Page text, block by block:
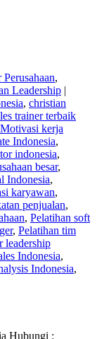
,
Leadership |
, christian
trainer terbaik
Motivasi kerja
Indonesia,
indonesia,
besar,
Indonesia,
karyawan,
penjualan,
, Pelatihan soft
, Pelatihan tim
leadership
Indonesia,
Indonesia,
Hubungi :